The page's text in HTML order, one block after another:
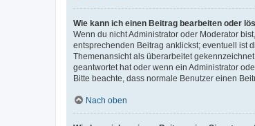
Wie kann ich einen Beitrag bearbeiten oder
Wenn du nicht Administrator oder Moderator
entsprechenden Beitrag anklickst; eventuell ist
Themenansicht als überarbeitet
geantwortet hat oder wenn ein Administrator
Bitte beachte, dass normale Benutzer einen
Nach oben